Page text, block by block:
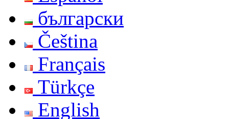
български
Čeština
Français
Türkçe
English